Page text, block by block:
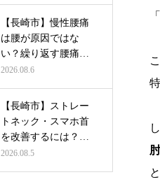
【長崎市】慢性腰痛
は腰が原因ではな
い？繰り返す腰痛を
根本から改善す…
2026.08.6
【長崎市】ストレー
トネック・スマホ首
を改善するには？首
だけを治療し…
2026.08.5